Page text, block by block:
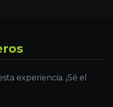
experiencia. ¡Sé el